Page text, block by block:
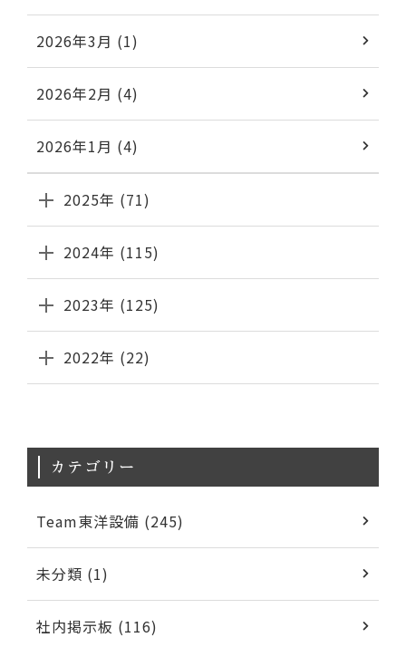
2026年3月 (1)
2026年2月 (4)
2026年1月 (4)
2025年 (71)
2024年 (115)
2023年 (125)
2022年 (22)
カテゴリー
Team東洋設備 (245)
未分類 (1)
社内掲示板 (116)